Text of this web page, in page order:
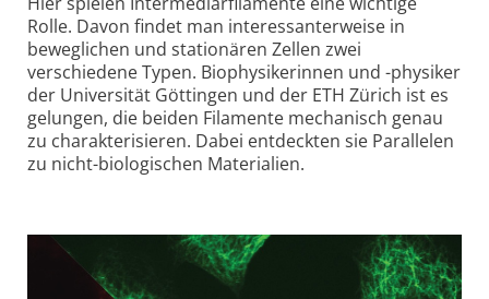
Rolle. Davon findet man interessanter­weise in
beweglichen und stationären Zellen zwei
verschiedene Typen. Bio­physikerinnen und -physiker
der Universität Göttingen und der ETH Zürich ist es
gelungen, die beiden Filamente mechanisch genau
zu charak­terisieren. Dabei entdeckten sie Parallelen
zu nicht-biologischen Materialien.